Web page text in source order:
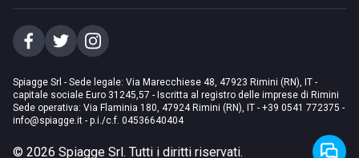
Spiagge Srl - Sede legale: Via Marecchiese 48, 47923 Rimini (RN), IT -
capitale sociale Euro 31245,57 - Iscritta al registro delle imprese di Rimini
Sede operativa: Via Flaminia 180, 47924 Rimini (RN), IT - +39 0541 772375 -
info@spiagge.it - p.i./c.f. 04536640404
© 2026 Spiagge Srl. Tutti i diritti riservati.